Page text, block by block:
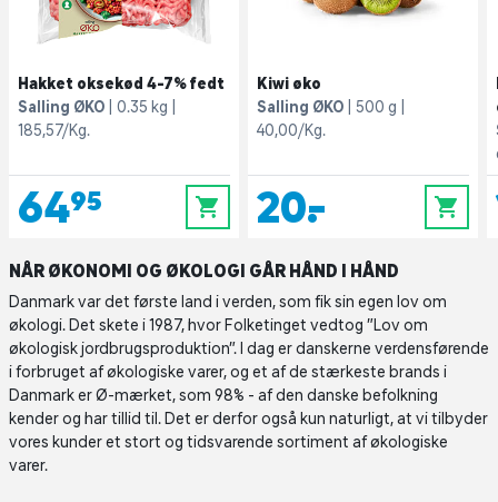
Hakket oksekød 4-7% fedt
Salling ØKO
0.35 kg
185,57/Kg.
64,95 0
Kiwi øko
Salling ØKO
500 g
40,00/Kg.
20,- 0
NÅR ØKONOMI OG ØKOLOGI GÅR HÅND I HÅND
Danmark var det første land i verden, som fik sin egen lov om
økologi. Det skete i 1987, hvor Folketinget vedtog ”Lov om
økologisk jordbrugsproduktion”. I dag er danskerne verdensførende
i forbruget af økologiske varer, og et af de stærkeste brands i
Danmark er Ø-mærket, som 98% - af den danske befolkning
kender og har tillid til. Det er derfor også kun naturligt, at vi tilbyder
vores kunder et stort og tidsvarende sortiment af økologiske
varer.